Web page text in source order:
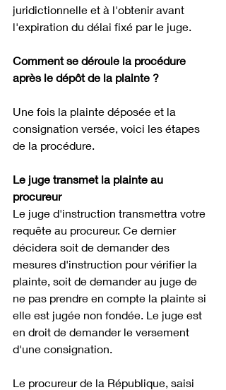
juridictionnelle et à l'obtenir avant
l'expiration du délai fixé par le juge.
Comment se déroule la procédure
après le dépôt de la plainte ?
Une fois la plainte déposée et la
consignation versée, voici les étapes
de la procédure.
Le juge transmet la plainte au
procureur
Le juge d'instruction transmettra votre
requête au procureur. Ce dernier
décidera soit de demander des
mesures d'instruction pour vérifier la
plainte, soit de demander au juge de
ne pas prendre en compte la plainte si
elle est jugée non fondée. Le juge est
en droit de demander le versement
d'une consignation.
Le procureur de la République, saisi